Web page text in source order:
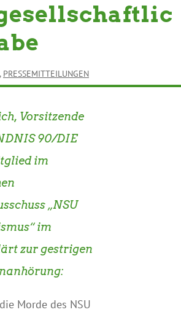
, PRESSEMITTEILUNGEN
Vorsitzende
90/DIE
im
„NSU
im
zur gestrigen
Morde des NSU